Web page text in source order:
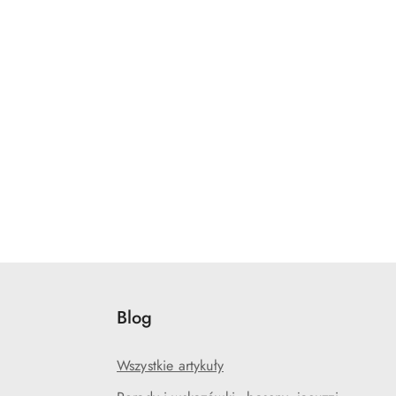
Blog
Wszystkie artykuły